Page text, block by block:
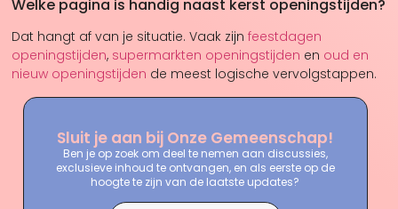
Welke pagina is handig naast kerst openingstijden?
Dat hangt af van je situatie. Vaak zijnfeestdagen
openingstijden, supermarkten openingstijden en oud en
nieuw openingstijden de meest logische vervolgstappen.
Sluit je aan bij Onze Gemeenschap!
Ben je op zoek om deel te nemen aan discussies,
exclusieve inhoud te ontvangen, en als eerste op de
hoogte te zijn van de laatste updates?